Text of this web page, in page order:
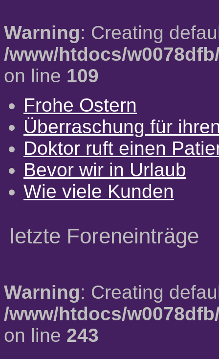
Warning: Creating
/www/htdocs/
on line 109
Frohe Ostern
Überraschung für
Doktor ruft einen
Bevor wir in Urlaub
Wie viele Kunden
letzte Foreneinträge
Warning: Creating
/www/htdocs/
on line 243